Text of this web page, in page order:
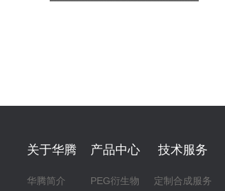
关于华腾
华腾简介
产品中心
PEG衍生物
技术服务
定制合成服务